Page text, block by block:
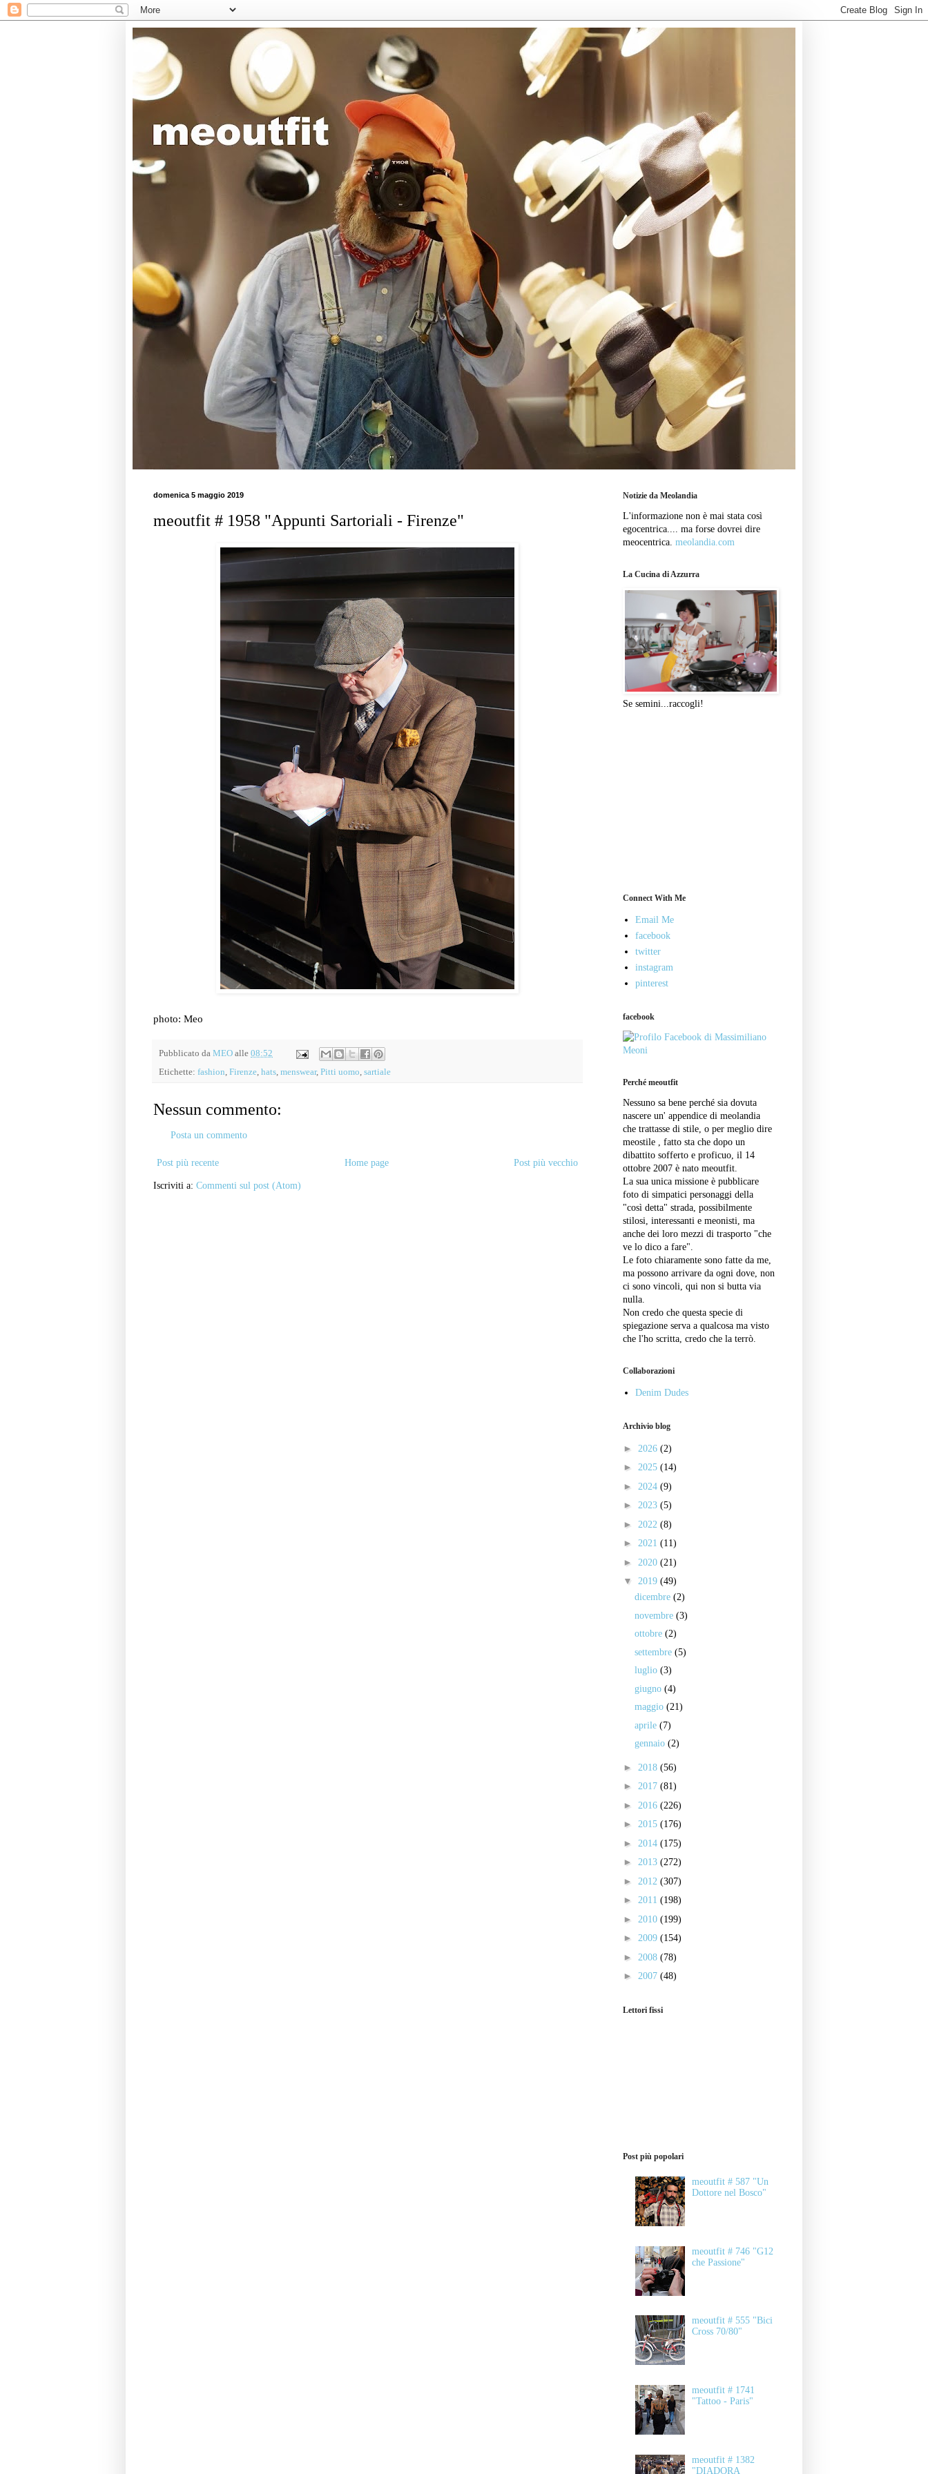
domenica 5 maggio 2019
meoutfit # 1958 "Appunti Sartoriali - Firenze"
photo: Meo
Pubblicato da MEO alle 08:52
Etichette: fashion, Firenze, hats, menswear, Pitti uomo, sartiale
Nessun commento:
Posta un commento
Post più recente Post più vecchio
Home page
Iscriviti a: Commenti sul post (Atom)
Notizie da Meolandia
L'informazione non è mai stata così
egocentrica.... ma forse dovrei dire
meocentrica. meolandia.com
La Cucina di Azzurra
Se semini...raccogli!
Connect With Me
Email Me
facebook
twitter
instagram
pinterest
facebook
Perché meoutfit
Nessuno sa bene perché sia dovuta
nascere un' appendice di meolandia
che trattasse di stile, o per meglio dire
meostile , fatto sta che dopo un
dibattito sofferto e proficuo, il 14
ottobre 2007 è nato meoutfit.
La sua unica missione è pubblicare
foto di simpatici personaggi della
"così detta" strada, possibilmente
stilosi, interessanti e meonisti, ma
anche dei loro mezzi di trasporto "che
ve lo dico a fare".
Le foto chiaramente sono fatte da me,
ma possono arrivare da ogni dove, non
ci sono vincoli, qui non si butta via
nulla.
Non credo che questa specie di
spiegazione serva a qualcosa ma visto
che l'ho scritta, credo che la terrò.
Collaborazioni
Denim Dudes
Archivio blog
► 2026 (2)
► 2025 (14)
► 2024 (9)
► 2023 (5)
► 2022 (8)
► 2021 (11)
► 2020 (21)
▼ 2019 (49)
dicembre (2)
novembre (3)
ottobre (2)
settembre (5)
luglio (3)
giugno (4)
maggio (21)
aprile (7)
gennaio (2)
► 2018 (56)
► 2017 (81)
► 2016 (226)
► 2015 (176)
► 2014 (175)
► 2013 (272)
► 2012 (307)
► 2011 (198)
► 2010 (199)
► 2009 (154)
► 2008 (78)
► 2007 (48)
Lettori fissi
Post più popolari
meoutfit # 587 "Un
Dottore nel Bosco"
meoutfit # 746 "G12
che Passione"
meoutfit # 555 "Bici
Cross 70/80"
meoutfit # 1741
"Tattoo - Paris"
meoutfit # 1382
"DIADORA